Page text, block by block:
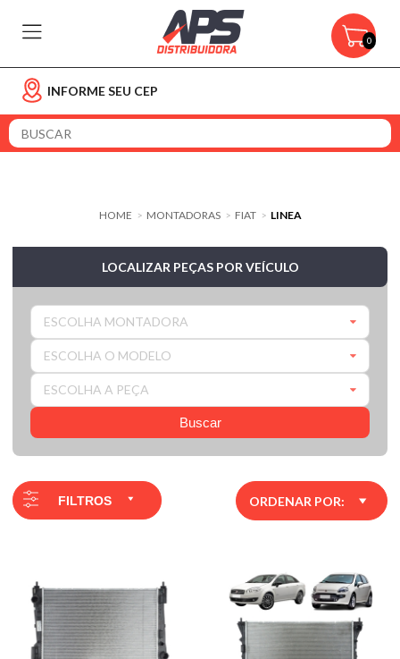
0
INFORME SEU CEP
HOME > MONTADORAS > FIAT > LINEA
LOCALIZAR PEÇAS POR VEÍCULO
ESCOLHA MONTADORA
ESCOLHA O MODELO
ESCOLHA A PEÇA
Buscar
FILTROS ORDENAR POR: